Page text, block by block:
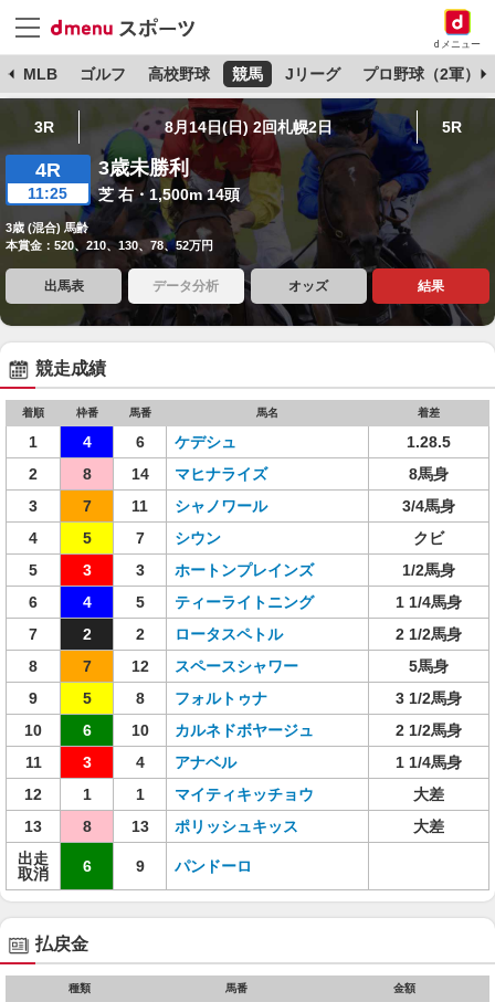
dメニュー
MLB ゴルフ 高校野球 競馬 Jリーグ プロ野球（2軍）
3R 8月14日(日) 2回札幌2日 5R
4R
11:25
3歳未勝利
芝 右・1,500m 14頭
3歳 (混合) 馬齢
本賞金：520、210、130、78、52万円
出馬表 データ分析 オッズ 結果
競走成績
着順 枠番 馬番 馬名 着差
1 4 6 ケデシュ
1.28.5
2
8 14 マヒナライズ
8馬身
3
7 11 シャノワール
3/4馬身
4
5 7 シウン
クビ
5
3 3 ホートンプレインズ
1/2馬身
6
4 5 ティーライトニング
1 1/4馬身
7
2 2 ロータスペトル
2 1/2馬身
8
7 12 スペースシャワー
5馬身
9
5 8 フォルトゥナ
3 1/2馬身
10
6 10 カルネドボヤージュ
2 1/2馬身
11
3 4 アナベル
1 1/4馬身
12
1 1 マイティキッチョウ
大差
13
8 13 ポリッシュキッス
大差
出走
取消
6 9 パンドーロ
払戻金
種類 馬番 金額